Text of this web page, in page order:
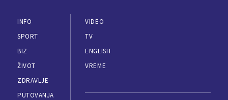
INFO
SPORT
BIZ
ŽIVOT
ZDRAVLJE
PUTOVANJA
VIDEO
TV
ENGLISH
VREME